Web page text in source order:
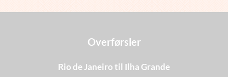
Overførsler
Rio de Janeiro til Ilha Grande